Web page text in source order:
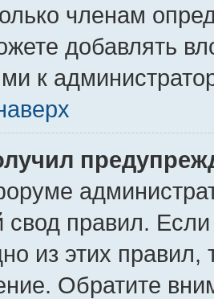
членам
добавлять
к
свод правил.
из этих
Обратите